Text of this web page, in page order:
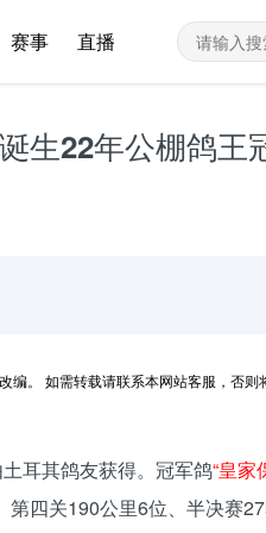
赛事 直播
生22年公棚鸽王
编。 如需转载请联系本网站客服，否则
耳其鸽友获得。冠军鸽“皇家
四关190公里6位、半决赛